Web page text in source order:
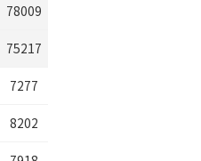
78009
75217
7277
8202